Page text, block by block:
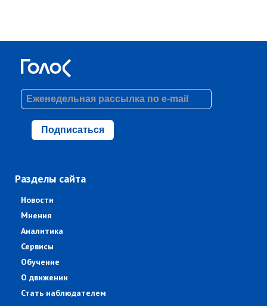
Подписаться
Разделы сайта
Новости
Мнения
Аналитика
Сервисы
Обучение
О движении
Стать наблюдателем